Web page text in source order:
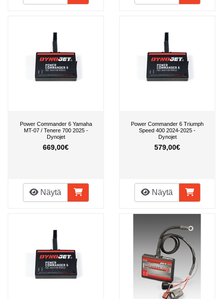
Power Commander 6 Yamaha
MT-07 / Tenere 700 2025 -
Dynojet
669,00€
Näytä
Power Commander 6 Triumph
Speed 400 2024-2025 -
Dynojet
579,00€
Näytä